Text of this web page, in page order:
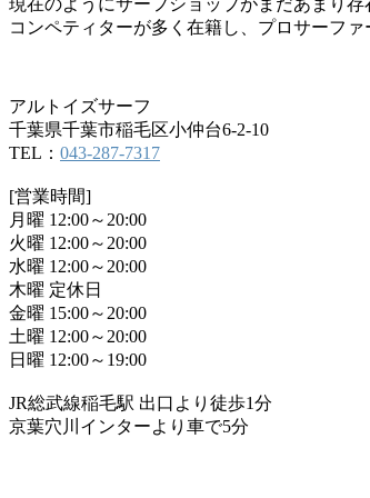
コンペティターが多く在籍し、プロサーフ
アルトイズサーフ
千葉県千葉市稲毛区小仲台6-2-10
TEL： 043-287-7317
[営業時間]
月曜 12:00～20:00
火曜 12:00～20:00
水曜 12:00～20:00
木曜 定休日
金曜 15:00～20:00
土曜 12:00～20:00
日曜 12:00～19:00
JR総武線稲毛駅 出口より徒歩1分
京葉穴川インターより車で5分